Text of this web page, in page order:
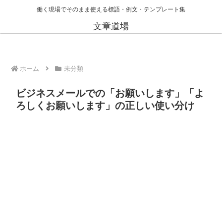
働く現場でそのまま使える標語・例文・テンプレート集
文章道場
ホーム 未分類
ビジネスメールでの「お願いします」「よ
ろしくお願いします」の正しい使い分け